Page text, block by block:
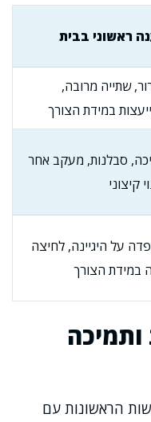
ראשוני בבית
שתייה מרובה,
במידת הצורך
סבלנות, מעקב אחר
קיצוני
על היגיינה, לחיצה
במידת הצורך
ותמיכה
הראשונות עם